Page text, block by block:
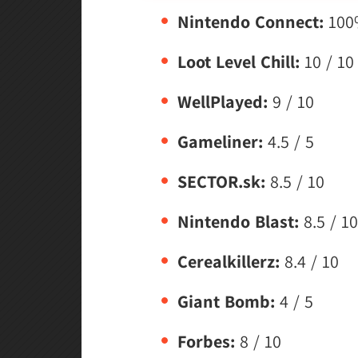
Nintendo Connect:
Loot Level Chill: 10 / 10
WellPlayed: 9 / 10
Gameliner: 4.5 / 5
SECTOR.sk: 8.5 / 10
Nintendo Blast: 8.5 / 10
Cerealkillerz: 8.4 / 10
Giant Bomb: 4 / 5
Forbes: 8 / 10